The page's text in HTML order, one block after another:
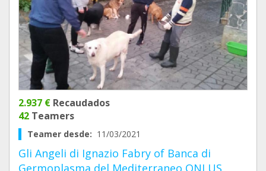
2.937 € Recaudados
42 Teamers
Teamer desde: 11/03/2021
Gli Angeli di Ignazio Fabry of Banca di
Germoplasma del Mediterraneo ONLUS